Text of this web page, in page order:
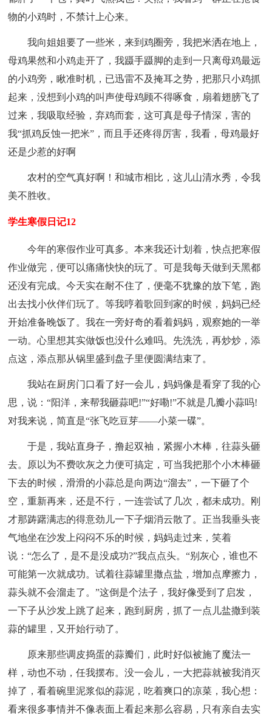
物的小鸡时，不禁计上心来。
我向姐姐要了一些米，来到鸡圈旁，我把米洒在地上，
母鸡果然和小鸡走开了，我蹑手蹑脚的走到一只离母鸡最远
的小鸡旁，瞅准时机，已迅雷不及掩耳之势，把那只小鸡抓
起来，没想到小鸡的叫声使母鸡顾不得啄食，扇着翅膀飞了
过来，我吸取经验，弃鸡而套，这可真是母子情深，害的
我“抓鸡反蚀一把米”，而且手还疼得厉害，我看，母鸡最好
还是少惹的好啊
农村的空气真好啊！和城市相比，这儿山清水秀，令我
美不胜收。
学生寒假日记12
今年的寒假作业可真多。本来我还计划着，快点把寒假
作业做完，便可以痛痛快快的玩了。可是我每天做到天黑都
还没有完成。今天实在耐不住了，便毫不犹豫的放下笔，跑
出去找小伙伴们玩了。等我哼着歌回到家的时候，妈妈已经
开始准备晚饭了。我在一旁好奇的看着妈妈，观察她的一举
一动。心里想其实做饭也没什么难吗。先洗洗，再炒炒，添
点这，添点那从锅里盛到盘子里便圆满结束了。
我站在厨房门口看了好一会儿，妈妈像是看穿了我的心
思，说：“阳洋，来帮我砸蒜吧!”“好嘞!”不就是几瓣小蒜吗!
对我来说，简直是“张飞吃豆芽——小菜一碟”。
于是，我站直身子，撸起双袖，紧握小木棒，往蒜头砸
去。原以为不费吹灰之力便可搞定，可当我把那个小木棒砸
下去的时候，滑滑的小蒜总是向两边“溜去”，一下砸了个
空，重新再来，还是不行，一连尝试了几次，都未成功。刚
才那踌躇满志的得意劲儿一下子烟消云散了。正当我垂头丧
气地坐在沙发上闷闷不乐的时候，妈妈走过来，笑着
说：“怎么了，是不是没成功?”我点点头。“别灰心，谁也不
可能第一次就成功。试着往蒜罐里撒点盐，增加点摩擦力，
蒜头就不会溜走了。”这倒是个法子，我好像受到了启发，
一下子从沙发上跳了起来，跑到厨房，抓了一点儿盐撒到装
蒜的罐里，又开始行动了。
原来那些调皮捣蛋的蒜瓣们，此时好似被施了魔法一
样，动也不动，任我摆布。没一会儿，一大把蒜就被我消灭
掉了，看着碗里泥浆似的蒜泥，吃着爽口的凉菜，我心想：
看来很多事情并不像表面上看起来那么容易，只有亲自去实